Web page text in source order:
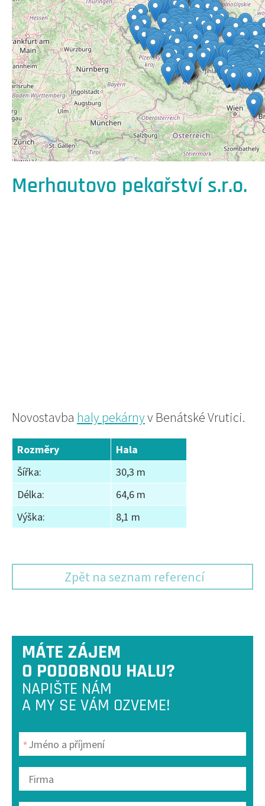
Merhautovo pekařství s.r.o.
Novostavba haly pekárnyv Benátské Vrutici.
Rozměry
Hala
Šířka:
30,3 m
Délka:
64,6 m
Výška:
8,1 m
Zpět na seznam referencí
MÁTE ZÁJEM
O PODOBNOU HALU?
NAPIŠTE NÁM
A MY SE VÁM OZVEME!